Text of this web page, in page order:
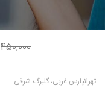
450,000
تهرانپارس غربی، گلبرگ شرقی